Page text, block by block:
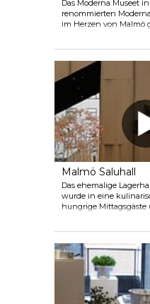
Vergangenheit zu
kulturelle Erbe
Das Moderna Museet
renommierten
im Herzen von Malmö
zeitgenössische Kunst
Elektrizitätswerk aus
ein architektonisches
Malmö Saluhall
Das ehemalige
wurde in eine
hungrige Mittagsgäste
verwandelt.
wunderschöne
Kunsthandwerk und
skandinavisches Design.